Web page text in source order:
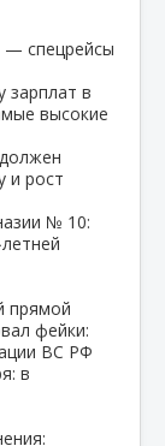
— спецрейсы
зарплат в
высокие
и рост
№ 10:
прямой
фейки:
ВС РФ
в